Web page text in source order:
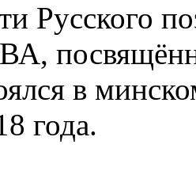
Русского
в
года.